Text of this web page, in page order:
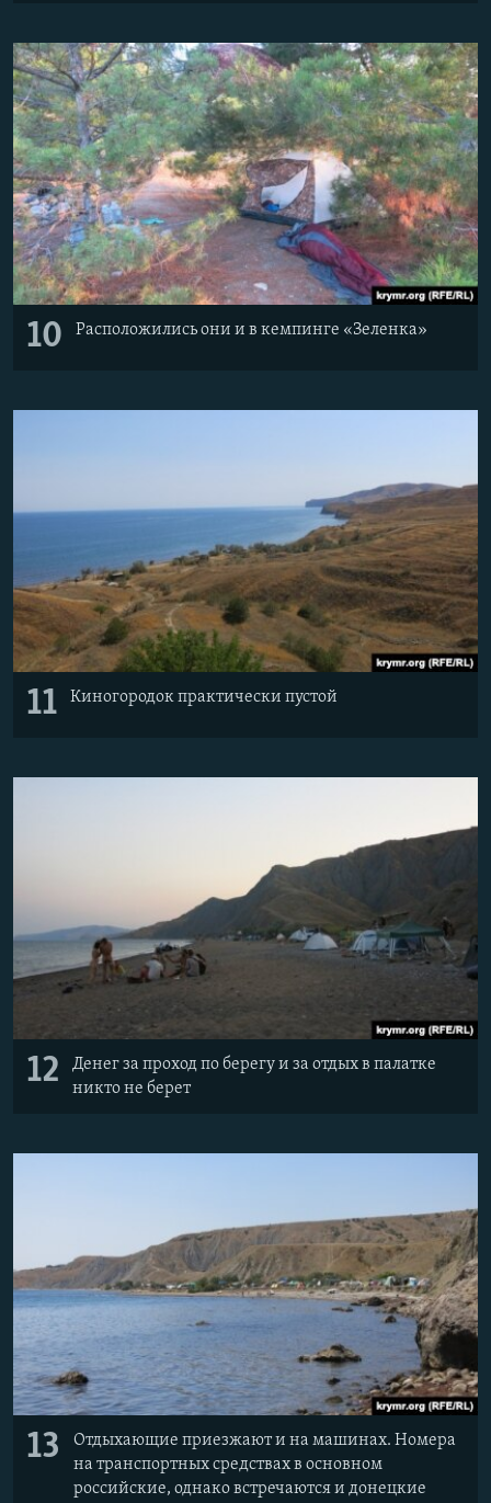
10 Расположились они и в кемпинге «Зеленка»​
11 Киногородок практически пустой
12
Денег за проход по берегу и за отдых в палатке
никто не берет
13
Отдыхающие приезжают и на машинах. Номера
на транспортных средствах в основном
российские, однако встречаются и донецкие